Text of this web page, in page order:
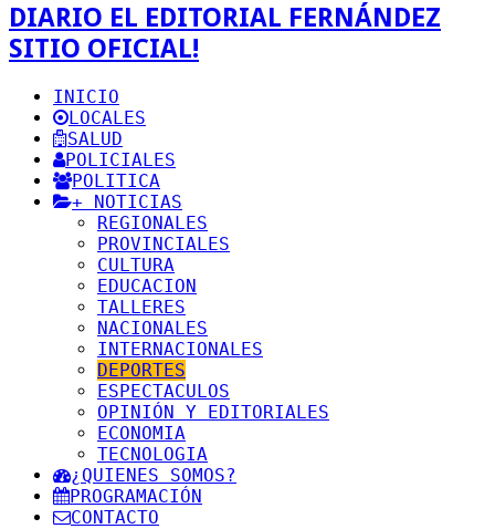
DIARIO EL EDITORIAL FERNÁNDEZ
SITIO OFICIAL!
INICIO
LOCALES
SALUD
POLICIALES
POLITICA
+ NOTICIAS
REGIONALES
PROVINCIALES
CULTURA
EDUCACION
TALLERES
NACIONALES
INTERNACIONALES
DEPORTES
ESPECTACULOS
OPINIÓN Y EDITORIALES
ECONOMIA
TECNOLOGIA
¿QUIENES SOMOS?
PROGRAMACIÓN
CONTACTO